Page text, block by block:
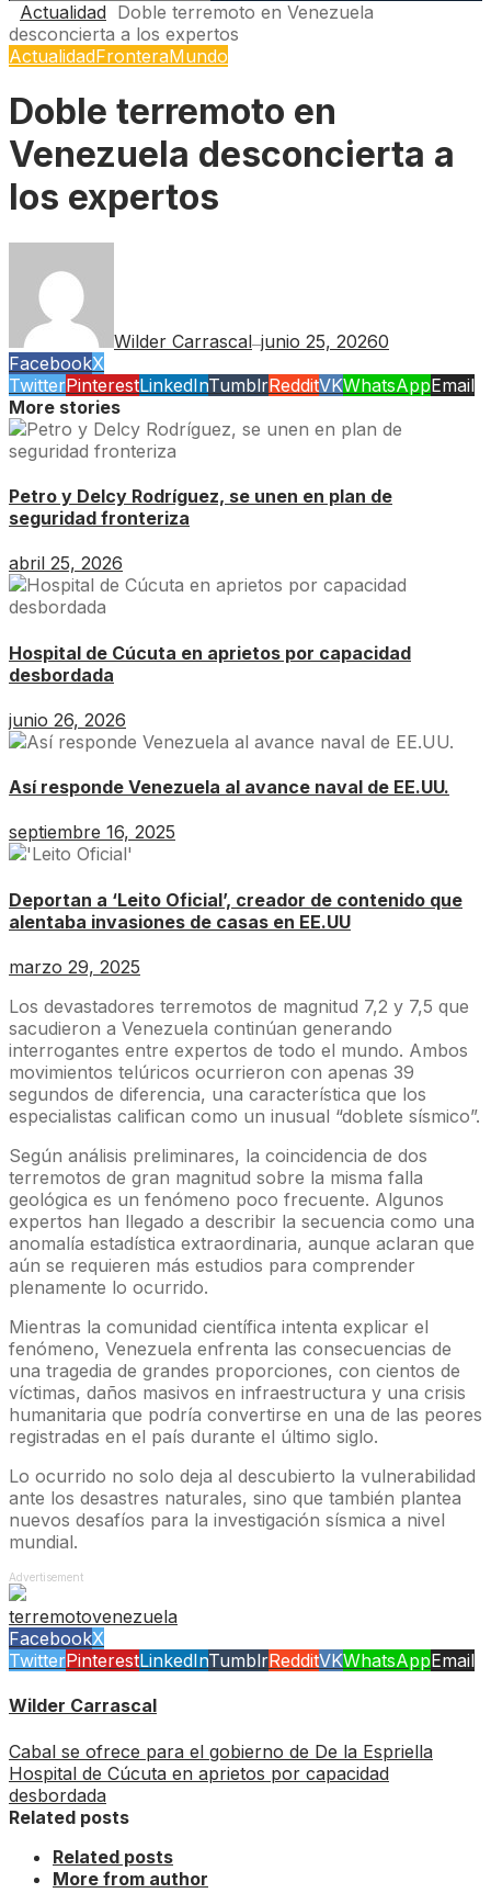
Actualidad Doble terremoto en Venezuela
desconcierta a los expertos
ActualidadFronteraMundo
Doble terremoto en
Venezuela desconcierta a
los expertos
Wilder Carrascal—junio 25, 20260
FacebookX
TwitterPinterestLinkedInTumblrRedditVKWhatsAppEmail
More stories
Petro y Delcy Rodríguez, se unen en plan de
seguridad fronteriza
abril 25, 2026
Hospital de Cúcuta en aprietos por capacidad
desbordada
junio 26, 2026
Así responde Venezuela al avance naval de EE.UU.
septiembre 16, 2025
Deportan a ‘Leito Oficial’, creador de contenido que
alentaba invasiones de casas en EE.UU
marzo 29, 2025
Los devastadores terremotos de magnitud 7,2 y 7,5 que
sacudieron a Venezuela continúan generando
interrogantes entre expertos de todo el mundo. Ambos
movimientos telúricos ocurrieron con apenas 39
segundos de diferencia, una característica que los
especialistas califican como un inusual “doblete sísmico”.
Según análisis preliminares, la coincidencia de dos
terremotos de gran magnitud sobre la misma falla
geológica es un fenómeno poco frecuente. Algunos
expertos han llegado a describir la secuencia como una
anomalía estadística extraordinaria, aunque aclaran que
aún se requieren más estudios para comprender
plenamente lo ocurrido.
Mientras la comunidad científica intenta explicar el
fenómeno, Venezuela enfrenta las consecuencias de
una tragedia de grandes proporciones, con cientos de
víctimas, daños masivos en infraestructura y una crisis
humanitaria que podría convertirse en una de las peores
registradas en el país durante el último siglo.
Lo ocurrido no solo deja al descubierto la vulnerabilidad
ante los desastres naturales, sino que también plantea
nuevos desafíos para la investigación sísmica a nivel
mundial.
Advertisement
terremotovenezuela
FacebookX
TwitterPinterestLinkedInTumblrRedditVKWhatsAppEmail
Wilder Carrascal
Cabal se ofrece para el gobierno de De la Espriella
Hospital de Cúcuta en aprietos por capacidad
desbordada
Related posts
Related posts
More from author